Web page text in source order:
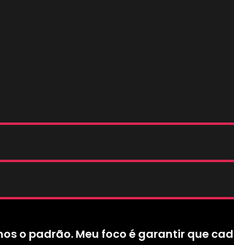
o padrão. Meu foco é garantir que